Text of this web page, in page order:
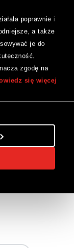
poprawnie i
a także
je do
zgodę na
się więcej